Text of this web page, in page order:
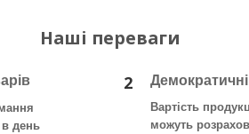
Наші переваги
в день
2 Демократичні
Вартість
можуть